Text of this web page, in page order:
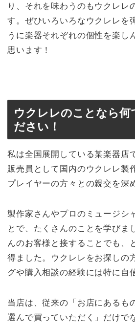
り、それを味わうのもウクレレ
す。ぜひいろいろなウクレレを
うに楽器それぞれの個性を楽し
思います！
ウクレレのことなら何
ださい！
私は全国展開している某楽器店
販売員として国内のウクレレ製
プレイヤーの方々との親交を深
製作家さんやプロのミュージシ
とで、たくさんのことを学びま
んのお客様と接することでも、
得ました。ウクレレをお探しの
グや購入相談の経験には特に自
当店は、従来の「お店にあるも
選んで買っていただく」だけで